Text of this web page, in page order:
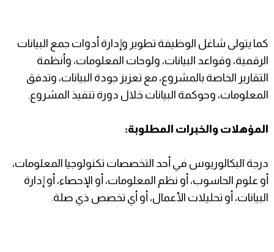
كما يتولى شاغل الوظيفة تطوير وإدارة أدوات جمع البيانات
الرقمية، وقواعد البيانات، ولوحات المعلومات، وأنظمة
التقارير الخاصة بالمشروع، مع تعزيز جودة البيانات، وتدفق
المعلومات، وحوكمة البيانات خلال دورة تنفيذ المشروع.
المؤهلات والخبرات المطلوبة:
درجة البكالوريوس في أحد التخصصات تكنولوجيا المعلومات،
أو علوم الحاسوب، أو نظم المعلومات، أو الإحصاء، أو إدارة
البيانات، أو تحليلات الأعمال، أو أي تخصص ذي صلة.